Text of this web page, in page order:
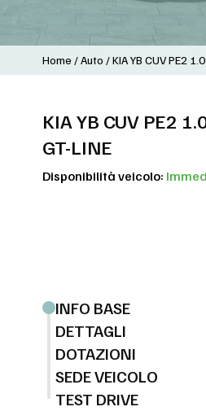
Home /Auto /KIA YB CUV PE2
KIA YB CUV PE2
GT-LINE
Disponibilità veicolo:
INFO BASE
DETTAGLI
DOTAZIONI
SEDE VEICOLO
TEST DRIVE